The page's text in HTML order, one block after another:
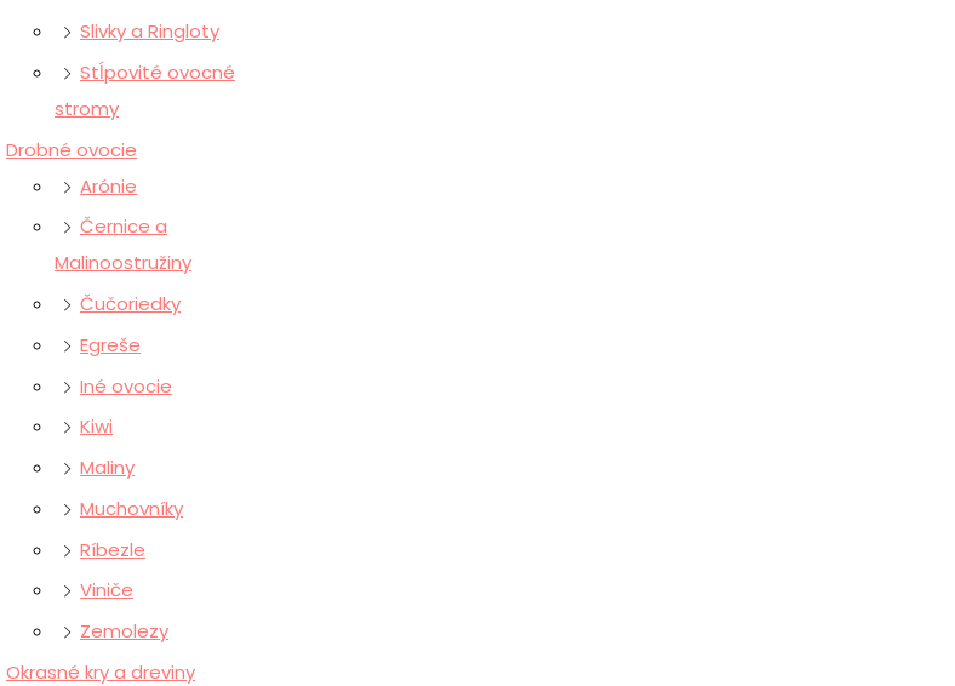
Slivky a Ringloty
Stĺpovité ovocné
stromy
Drobné ovocie
Arónie
Černice a
Malinoostružiny
Čučoriedky
Egreše
Iné ovocie
Kiwi
Maliny
Muchovníky
Ríbezle
Viniče
Zemolezy
Okrasné kry a dreviny